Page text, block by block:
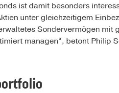
ist damit besonders
unter gleich­zeitigem
Sondervermögen mit
managen“, betont Philip